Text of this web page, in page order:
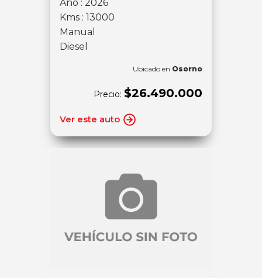
Año : 2026
Kms : 13000
Manual
Diesel
Ubicado en Osorno
Precio: $26.490.000
Ver este auto